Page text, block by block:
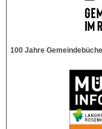
100 Jahre